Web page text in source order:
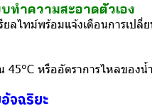
ทำความสะอาดตัวเอง
ลไทม์พร้อมแจ้งเตือนการเป
45°C หรืออัตราการไหลขอ
จฉริยะ